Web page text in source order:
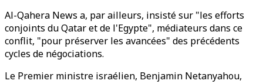
Al-Qahera News a, par ailleurs, insisté sur "les efforts
conjoints du Qatar et de l'Egypte", médiateurs dans ce
conflit, "pour préserver les avancées" des précédents
cycles de négociations.
Le Premier ministre israélien, Benjamin Netanyahou,